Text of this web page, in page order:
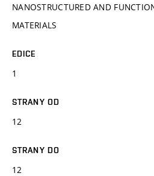
NANOSTRUCTURED AND
MATERIALS
EDICE
1
STRANY OD
12
STRANY DO
12